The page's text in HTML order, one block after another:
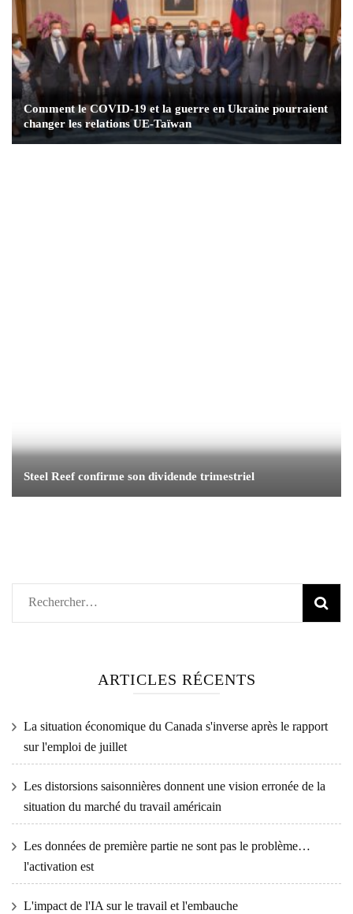
Comment le COVID-19 et la guerre en Ukraine pourraient
changer les relations UE-Taïwan
Steel Reef confirme son dividende trimestriel
Rechercher :
ARTICLES RÉCENTS
La situation économique du Canada s'inverse après le rapport
sur l'emploi de juillet
Les distorsions saisonnières donnent une vision erronée de la
situation du marché du travail américain
Les données de première partie ne sont pas le problème…
l'activation est
L'impact de l'IA sur le travail et l'embauche